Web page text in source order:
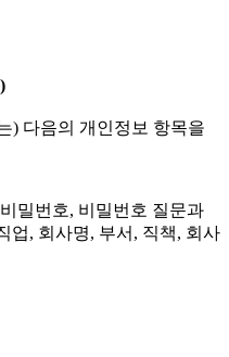
) 다음의 개인정보 항목을
밀번호, 비밀번호 질문과
업, 회사명, 부서, 직책, 회사